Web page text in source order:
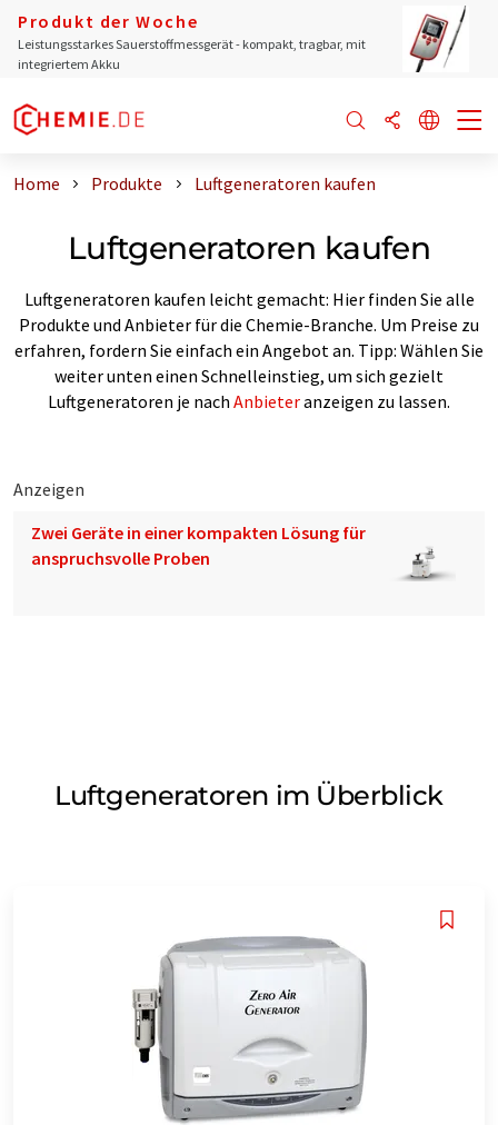
Produkt der Woche
Leistungsstarkes Sauerstoffmessgerät - kompakt, tragbar, mit
integriertem Akku
Home Produkte Luftgeneratoren kaufen
Luftgeneratoren kaufen
Luftgeneratoren kaufen leicht gemacht: Hier finden Sie alle
Produkte und Anbieter für die Chemie-Branche. Um Preise zu
erfahren, fordern Sie einfach ein Angebot an. Tipp: Wählen Sie
weiter unten einen Schnelleinstieg, um sich gezielt
Luftgeneratoren je nach Anbieteranzeigen zu lassen.
Anzeigen
Zwei Geräte in einer kompakten Lösung für
anspruchsvolle Proben
Luftgeneratoren im Überblick